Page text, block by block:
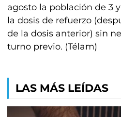
agosto la población de 3
la dosis de refuerzo
de la dosis anterior) sin
turno previo. (Télam)
LAS MÁS LEÍDAS